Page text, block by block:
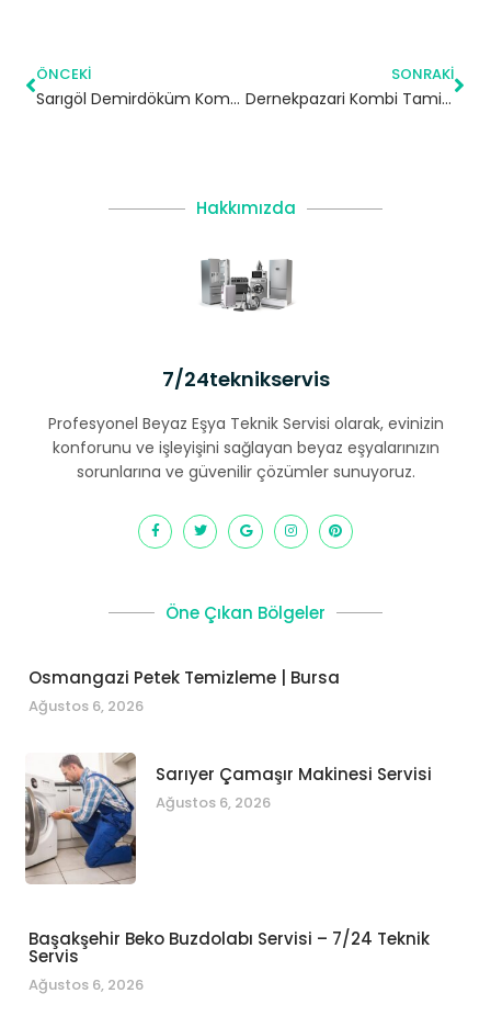
ÖNCEKI
Sarıgöl Demirdöküm Kombi Servisi – Gaziosmanpaşa Yetkili Servis
SONRAKI
Dernekpazari Kombi Tamiri | Trabzon
Hakkımızda
7/24teknikservis
Profesyonel Beyaz Eşya Teknik Servisi olarak, evinizin
konforunu ve işleyişini sağlayan beyaz eşyalarınızın
sorunlarına ve güvenilir çözümler sunuyoruz.
Öne Çıkan Bölgeler
Osmangazi Petek Temizleme | Bursa
Ağustos 6, 2026
Sarıyer Çamaşır Makinesi Servisi
Ağustos 6, 2026
Başakşehir Beko Buzdolabı Servisi – 7/24 Teknik
Servis
Ağustos 6, 2026